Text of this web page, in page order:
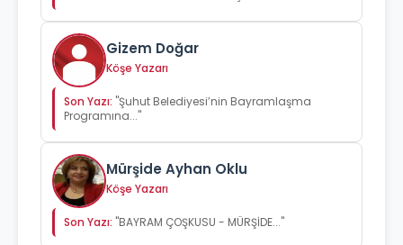
Gizem Doğar
Köşe Yazarı
Son Yazı: "Şuhut Belediyesi’nin Bayramlaşma
Programına..."
Mürşide Ayhan Oklu
Köşe Yazarı
Son Yazı: "BAYRAM ÇOŞKUSU - MÜRŞİDE..."